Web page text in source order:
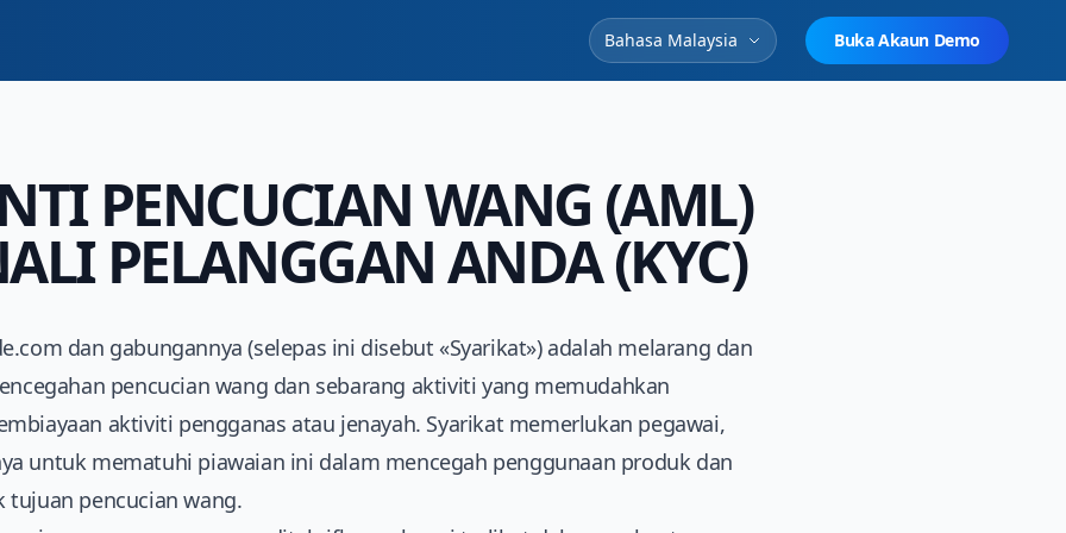
Bahasa Malaysia Buka Akaun Demo
PENCUCIAN WANG (AML)
PELANGGAN ANDA (KYC)
dan gabungannya (selepas ini disebut «Syarikat») adalah melarang dan
pencucian wang dan sebarang aktiviti yang memudahkan
aktiviti pengganas atau jenayah. Syarikat memerlukan pegawai,
untuk mematuhi piawaian ini dalam mencegah penggunaan produk dan
pencucian wang.